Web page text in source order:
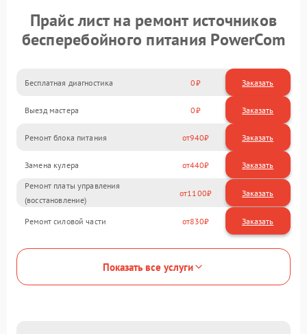
Прайс лист на ремонт источников
бесперебойного питания PowerCom
Бесплатная диагностика 0 Заказать
Выезд мастера 0 Заказать
Ремонт блока питания 940
Замена кулера 440
Ремонт платы управления
(восстановление)
1100
Ремонт силовой части 830
Показать все услуги